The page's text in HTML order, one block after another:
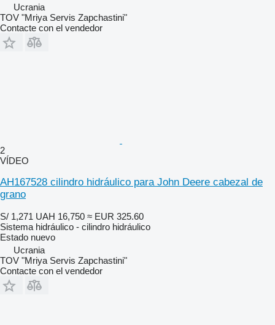
Ucrania
TOV "Mriya Servis Zapchastini"
Contacte con el vendedor
2
VÍDEO
AH167528 cilindro hidráulico para John Deere cabezal de
grano
S/ 1,271 UAH 16,750 ≈ EUR 325.60
Sistema hidráulico - cilindro hidráulico
Estado nuevo
Ucrania
TOV "Mriya Servis Zapchastini"
Contacte con el vendedor